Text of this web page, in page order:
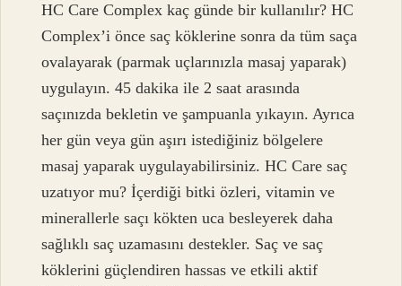
HC Care Complex kaç günde bir kullanılır? HC
Complex’i önce saç köklerine sonra da tüm saça
ovalayarak (parmak uçlarınızla masaj yaparak)
uygulayın. 45 dakika ile 2 saat arasında
saçınızda bekletin ve şampuanla yıkayın. Ayrıca
her gün veya gün aşırı istediğiniz bölgelere
masaj yaparak uygulayabilirsiniz. HC Care saç
uzatıyor mu? İçerdiği bitki özleri, vitamin ve
minerallerle saçı kökten uca besleyerek daha
sağlıklı saç uzamasını destekler. Saç ve saç
köklerini güçlendiren hassas ve etkili aktif